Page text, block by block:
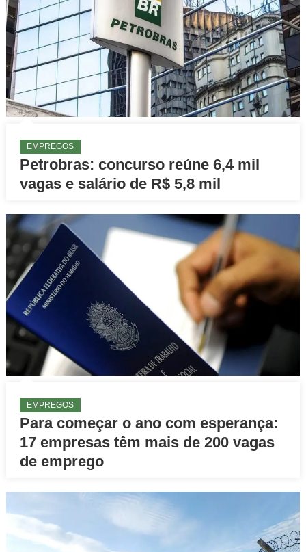
EMPREGOS
Petrobras: concurso reúne 6,4 mil
vagas e salário de R$ 5,8 mil
EMPREGOS
Para começar o ano com esperança:
17 empresas têm mais de 200 vagas
de emprego